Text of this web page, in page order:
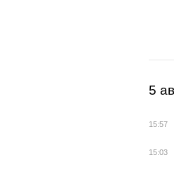
5
15:57
15:03